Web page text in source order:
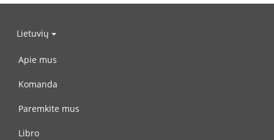
Lietuvių
Apie mus
Komanda
Paremkite mus
Libro